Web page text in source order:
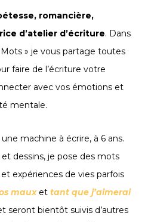
romancière,
d’atelier d’écriture. Dans
» je vous partage toutes
faire de l’écriture votre
avec vos émotions et
mentale.
une machine à écrire, à 6 ans.
dessins, je pose des mots
expériences de vies parfois
mauxet tant que j’aimerai
seront bientôt suivis d’autres